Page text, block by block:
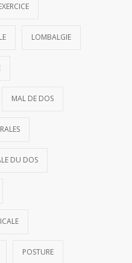
LOMBALGIE
MAL DE DOS
DU DOS
POSTURE